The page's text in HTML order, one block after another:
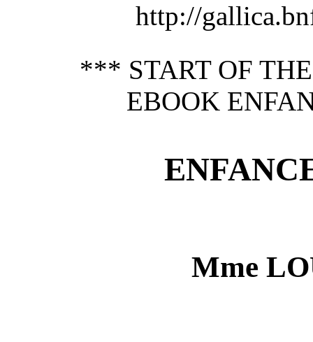
http://
*** START OF
EBOOK
Mme